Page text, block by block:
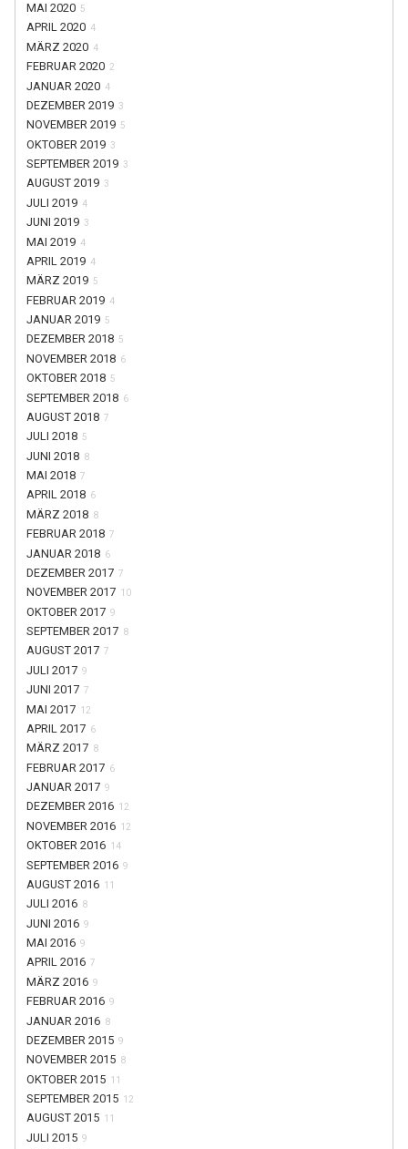
MAI 2020 5
APRIL 2020 4
MÄRZ 2020 4
FEBRUAR 2020 2
JANUAR 2020 4
DEZEMBER 2019 3
NOVEMBER 2019 5
OKTOBER 2019 3
SEPTEMBER 2019 3
AUGUST 2019 3
JULI 2019 4
JUNI 2019 3
MAI 2019 4
APRIL 2019 4
MÄRZ 2019 5
FEBRUAR 2019 4
JANUAR 2019 5
DEZEMBER 2018 5
NOVEMBER 2018 6
OKTOBER 2018 5
SEPTEMBER 2018 6
AUGUST 2018 7
JULI 2018 5
JUNI 2018 8
MAI 2018 7
APRIL 2018 6
MÄRZ 2018 8
FEBRUAR 2018 7
JANUAR 2018 6
DEZEMBER 2017 7
NOVEMBER 2017 10
OKTOBER 2017 9
SEPTEMBER 2017 8
AUGUST 2017 7
JULI 2017 9
JUNI 2017 7
MAI 2017 12
APRIL 2017 6
MÄRZ 2017 8
FEBRUAR 2017 6
JANUAR 2017 9
DEZEMBER 2016 12
NOVEMBER 2016 12
OKTOBER 2016 14
SEPTEMBER 2016 9
AUGUST 2016 11
JULI 2016 8
JUNI 2016 9
MAI 2016 9
APRIL 2016 7
MÄRZ 2016 9
FEBRUAR 2016 9
JANUAR 2016 8
DEZEMBER 2015 9
NOVEMBER 2015 8
OKTOBER 2015 11
SEPTEMBER 2015 12
AUGUST 2015 11
JULI 2015 9